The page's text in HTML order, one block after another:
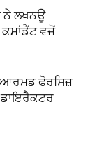
ਨੇ ਲਖਨਊ
ਵਜੋਂ
ਆਰਮਡ ਫੋਰਸਿਜ਼
ਡਾਇਰੈਕਟਰ